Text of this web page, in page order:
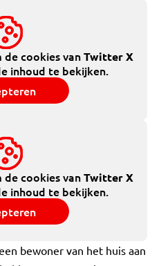
cookies vanTwitter X
inhoud te bekijken.
cookies vanTwitter X
inhoud te bekijken.
bewoner van het huis aan